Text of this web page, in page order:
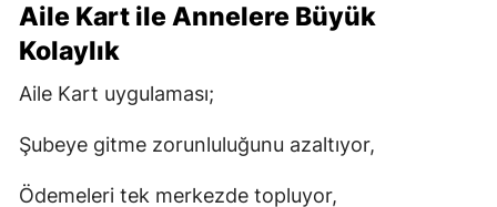
Aile Kart ile Annelere Büyük
Kolaylık
Aile Kart uygulaması;
Şubeye gitme zorunluluğunu azaltıyor,
Ödemeleri tek merkezde topluyor,